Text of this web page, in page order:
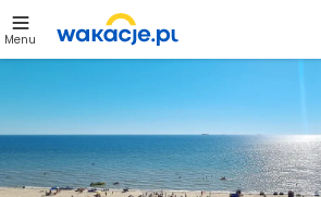
Menu